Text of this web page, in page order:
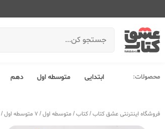
محصولات: ابتدایی متوسطه اول دهم
فروشگاه اینترنتی عشق کتاب/کتاب/ متوسطه اول/ 7 متوسطه اول /